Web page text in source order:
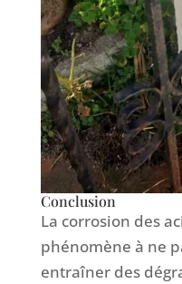
Conclusion
La corrosion des
phénomène à ne
entraîner des